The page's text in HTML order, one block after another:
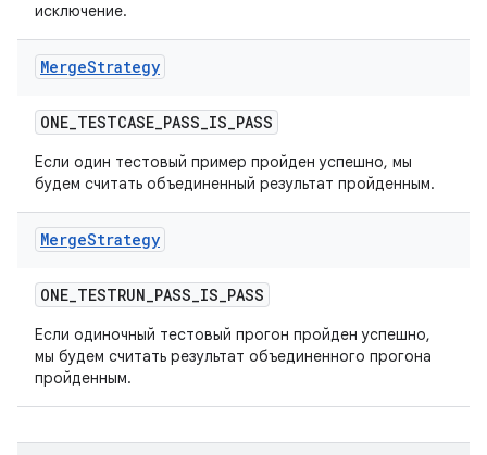
исключение.
MergeStrategy
ONE_TESTCASE_PASS_IS_PASS
Если один тестовый пример пройден успешно, мы
будем считать объединенный результат пройденным.
MergeStrategy
ONE_TESTRUN_PASS_IS_PASS
Если одиночный тестовый прогон пройден успешно,
мы будем считать результат объединенного прогона
пройденным.